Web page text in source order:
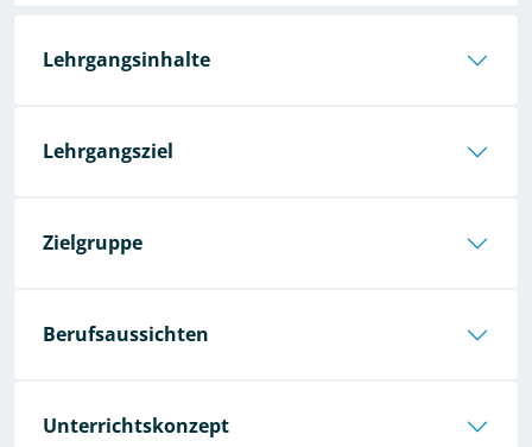
Lehrgangsinhalte
Lehrgangsziel
Zielgruppe
Berufsaussichten
Unterrichtskonzept